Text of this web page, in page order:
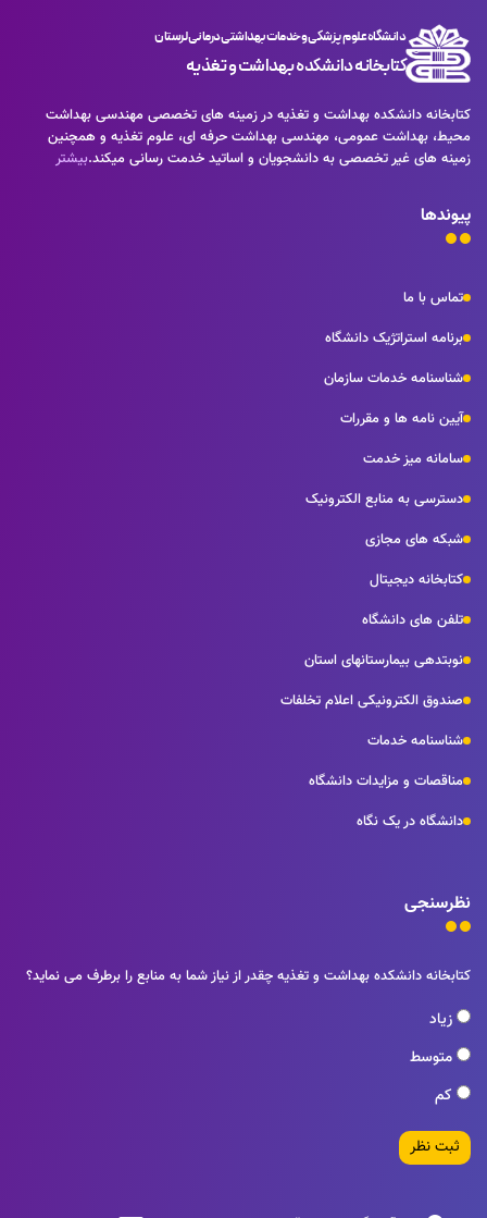
دانشگاه علوم پزشکی و خدمات بهداشتی درمانی لرستان
کتابخانه دانشکده بهداشت و تغذیه
کتابخانه دانشکده بهداشت و تغذیه در زمینه های تخصصی مهندسی بهداشت
محیط، بهداشت عمومی، مهندسی بهداشت حرفه ای، علوم تغذیه و همچنین
زمینه های غیر تخصصی به دانشجویان و اساتید خدمت رسانی میکند.بیشتر
پیوندها
تماس با ما
برنامه استراتژیک دانشگاه
شناسنامه خدمات سازمان
آیین نامه ها و مقررات
سامانه میز خدمت
دسترسی به منابع الکترونیک
شبکه های مجازی
کتابخانه دیجیتال
تلفن های دانشگاه
نوبتدهی بیمارستانهای استان
صندوق الکترونیکی اعلام تخلفات
شناسنامه خدمات
مناقصات و مزایدات دانشگاه
دانشگاه در یک نگاه
نظرسنجی
کتابخانه دانشکده بهداشت و تغذیه چقدر از نیاز شما به منابع را برطرف می نماید؟
زیاد
متوسط
کم
ثبت نظر